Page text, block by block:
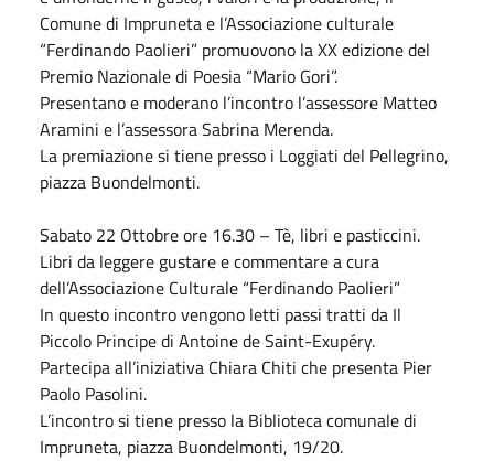
Comune di Impruneta e l’Associazione culturale
“Ferdinando Paolieri” promuovono la XX edizione del
Premio Nazionale di Poesia “Mario Gori”.
Presentano e moderano l’incontro l’assessore Matteo
Aramini e l’assessora Sabrina Merenda.
La premiazione si tiene presso i Loggiati del Pellegrino,
piazza Buondelmonti.
Sabato 22 Ottobreore 16.30 – Tè, libri e pasticcini.
Libri da leggere gustare e commentare a cura
dell’Associazione Culturale “Ferdinando Paolieri”
In questo incontro vengono letti passi tratti da Il
Piccolo Principe di Antoine de Saint-Exupéry.
Partecipa all’iniziativa Chiara Chiti che presenta Pier
Paolo Pasolini.
L’incontro si tiene presso la Biblioteca comunale di
Impruneta, piazza Buondelmonti, 19/20.